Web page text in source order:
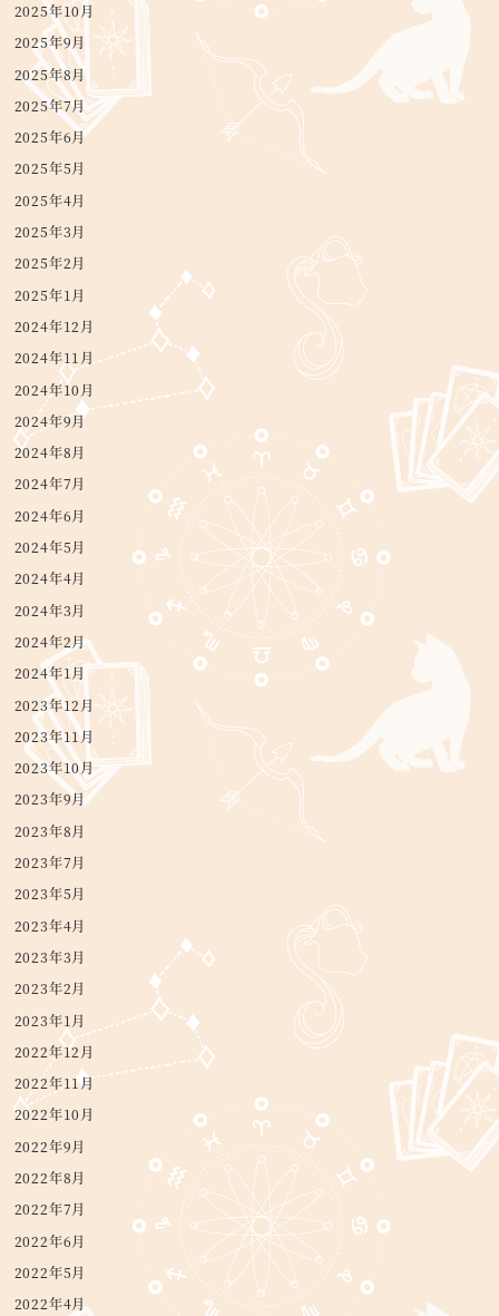
2025年10月
2025年9月
2025年8月
2025年7月
2025年6月
2025年5月
2025年4月
2025年3月
2025年2月
2025年1月
2024年12月
2024年11月
2024年10月
2024年9月
2024年8月
2024年7月
2024年6月
2024年5月
2024年4月
2024年3月
2024年2月
2024年1月
2023年12月
2023年11月
2023年10月
2023年9月
2023年8月
2023年7月
2023年5月
2023年4月
2023年3月
2023年2月
2023年1月
2022年12月
2022年11月
2022年10月
2022年9月
2022年8月
2022年7月
2022年6月
2022年5月
2022年4月